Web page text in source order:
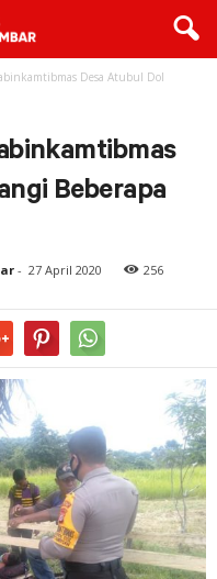
Desa Atubul Dol
Beberapa
- 27 April 2020
256